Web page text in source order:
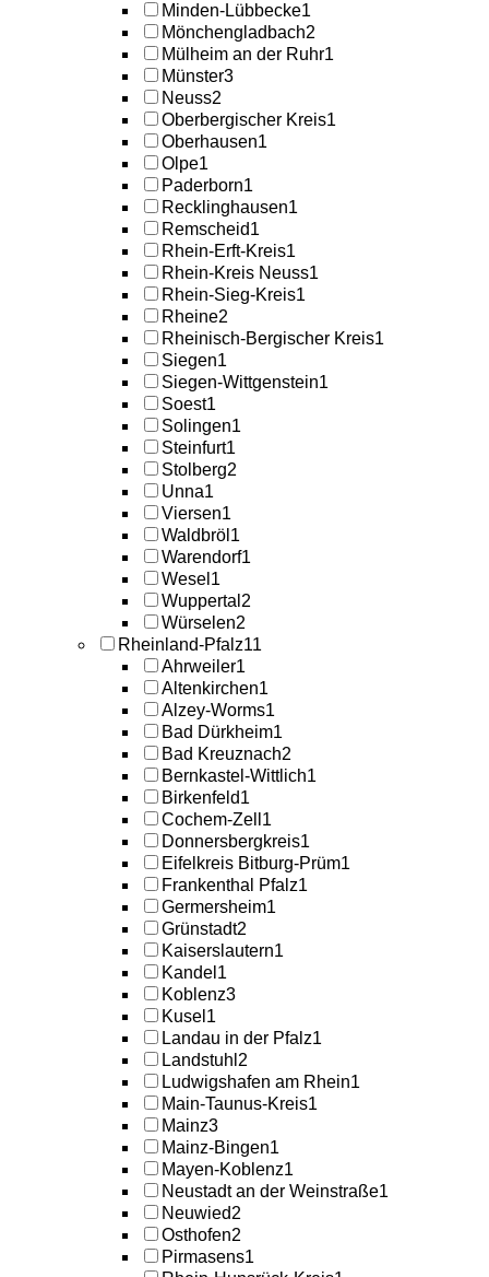
Minden-Lübbecke1
Mönchengladbach2
Mülheim an der Ruhr1
Münster3
Neuss2
Oberbergischer Kreis1
Oberhausen1
Olpe1
Paderborn1
Recklinghausen1
Remscheid1
Rhein-Erft-Kreis1
Rhein-Kreis Neuss1
Rhein-Sieg-Kreis1
Rheine2
Rheinisch-Bergischer Kreis1
Siegen1
Siegen-Wittgenstein1
Soest1
Solingen1
Steinfurt1
Stolberg2
Unna1
Viersen1
Waldbröl 1
Warendorf1
Wesel 1
Wuppertal 2
Würselen2
Rheinland-Pfalz11
Ahrweiler1
Altenkirchen1
Alzey-Worms1
Bad Dürkheim1
Bad Kreuznach2
Bernkastel-Wittlich1
Birkenfeld1
Cochem-Zell 1
Donnersbergkreis1
Eifelkreis Bitburg-Prüm1
Frankenthal Pfalz1
Germersheim1
Grünstadt2
Kaiserslautern1
Kandel 1
Koblenz3
Kusel 1
Landau in der Pfalz1
Landstuhl 2
Ludwigshafen am Rhein1
Main-Taunus-Kreis1
Mainz3
Mainz-Bingen1
Mayen-Koblenz1
Neustadt an der Weinstraße1
Neuwied2
Osthofen2
Pirmasens1